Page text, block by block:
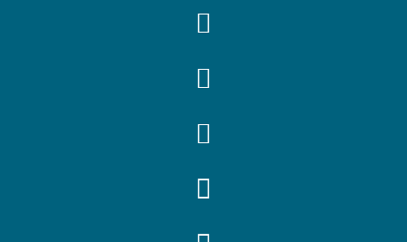



